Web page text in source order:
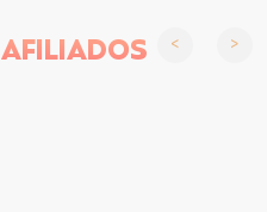
AFILIADOS